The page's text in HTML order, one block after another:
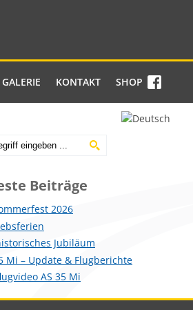
GALERIE KONTAKT SHOP
Beiträge
2026
Jubiläum
Mi – Update & Flugberichte
AS 35 Mi